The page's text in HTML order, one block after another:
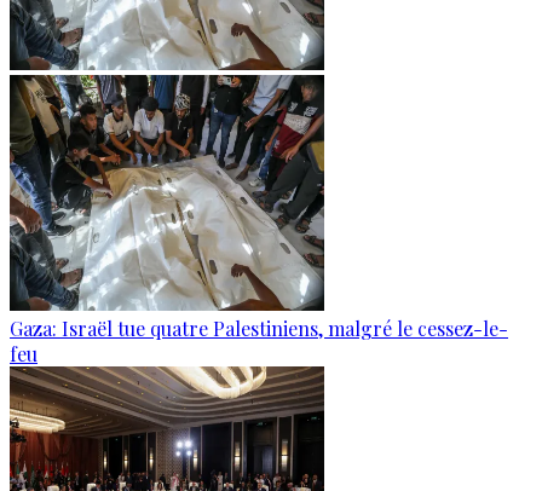
Gaza: Israël tue quatre Palestiniens, malgré le cessez-le-
feu